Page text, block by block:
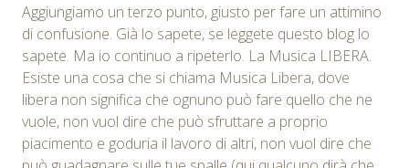
Aggiungiamo un terzo punto, giusto per fare un attimino
di confusione. Già lo sapete, se leggete questo blog lo
sapete. Ma io continuo a ripeterlo. La Musica LIBERA.
Esiste una cosa che si chiama Musica Libera, dove
libera non significa che ognuno può fare quello che ne
vuole, non vuol dire che può sfruttare a proprio
piacimento e goduria il lavoro di altri, non vuol dire che